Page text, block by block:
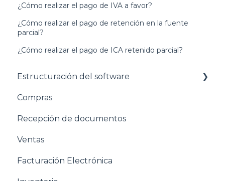
¿Cómo realizar el pago de IVA a favor?
¿Cómo realizar el pago de retención en la fuente
parcial?
¿Cómo realizar el pago de ICA retenido parcial?
Estructuración del software
Pasos para configurar tu empresa
Estructuración General
Estructuración Contabilidad
Estructuración Compras
Compras
Recepción de documentos
Ventas
Facturación Electrónica